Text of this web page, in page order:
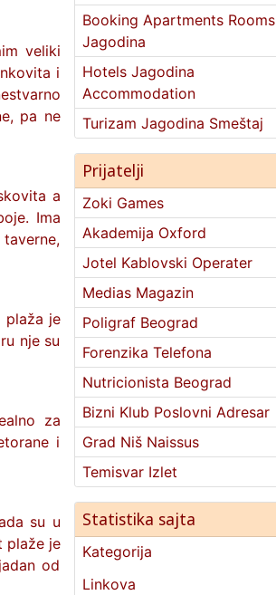
veliki
i
pa ne
a
Ima
plaža je
nje su
za
i
su u
plaže je
od
Booking Apartments Rooms
Jagodina
Hotels Jagodina
Accommodation
Turizam Jagodina Smeštaj
Prijatelji
Zoki Games
Akademija Oxford
Jotel Kablovski Operater
Medias Magazin
Poligraf Beograd
Forenzika Telefona
Nutricionista Beograd
Bizni Klub Poslovni Adresar
Grad Niš Naissus
Temisvar Izlet
Statistika sajta
Kategorija
Linkova